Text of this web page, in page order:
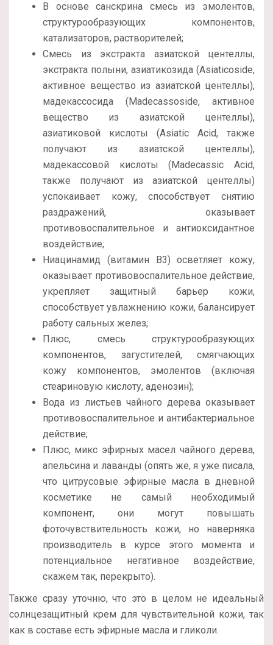
В основе санскрина смесь из эмолентов,
структурообразующих компонентов,
катализаторов, растворителей;
Смесь из экстракта азиатской центеллы,
экстракта полыни, азиатикозида (Asiaticoside,
активное вещество из азиатской центеллы),
мадекассосида (Madecassoside, активное
вещество из азиатской центеллы),
азиатиковой кислоты (Asiatic Acid, также
получают из азиатской центеллы),
мадекассовой кислоты (Madecassic Acid,
также получают из азиатской центеллы)
успокаивает кожу, способствует снятию
раздражений, оказывает
противовоспалительное и антиоксидантное
воздействие;
Ниацинамид (витамин В3) осветляет кожу,
оказывает противовоспалительное действие,
укрепляет защитный барьер кожи,
способствует увлажнению кожи, балансирует
работу сальных желез;
Плюс, смесь структурообразующих
компонентов, загустителей, смягчающих
кожу компонентов, эмолентов (включая
стеариновую кислоту, аденозин);
Вода из листьев чайного дерева оказывает
противовоспалительное и антибактериальное
действие;
Плюс, микс эфирных масел чайного дерева,
апельсина и лаванды (опять же, я уже писала,
что цитрусовые эфирные масла в дневной
косметике не самый необходимый
компонент, они могут повышать
фоточувствительность кожи, но наверняка
производитель в курсе этого момента и
потенциальное негативное воздействие,
скажем так, перекрыто).
Также сразу уточню, что это в целом не идеальный
солнцезащитный крем для чувствительной кожи, так
как в составе есть эфирные масла и гликоли.